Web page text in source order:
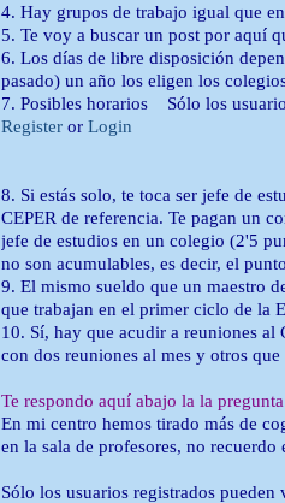
4. Hay grupos de trabajo igual que
5. Te voy a buscar un post por aquí
6. Los días de libre disposición
pasado) un año los eligen los
7. Posibles horarios Sólo los
Register or Login
8. Si estás solo, te toca ser jefe de
CEPER de referencia. Te pagan un
jefe de estudios en un colegio (2'5
no son acumulables, es decir, el
9. El mismo sueldo que un maestro
que trabajan en el primer ciclo de la
10. Sí, hay que acudir a reuniones al
con dos reuniones al mes y otros
Te respondo aquí abajo la la
En mi centro hemos tirado más de
en la sala de profesores, no
Sólo los usuarios registrados pueden